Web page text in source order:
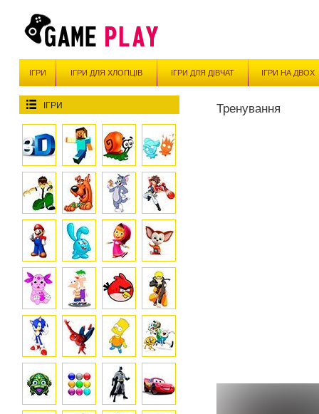
ІГРИ ІГРИ ДЛЯ ХЛОПЦІВ ІГРИ ДЛЯ ДІВЧАТ ІГРИ НА ДВОХ
ІГРИ Тренування